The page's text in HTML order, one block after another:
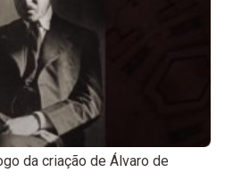
da criação de Álvaro de